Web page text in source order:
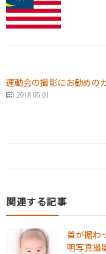
運動会の撮影にお勧めの
2018.05.01
関連する記事
首が据わ
明写真撮